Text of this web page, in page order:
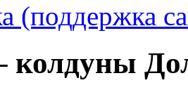
(поддержка
колдуны